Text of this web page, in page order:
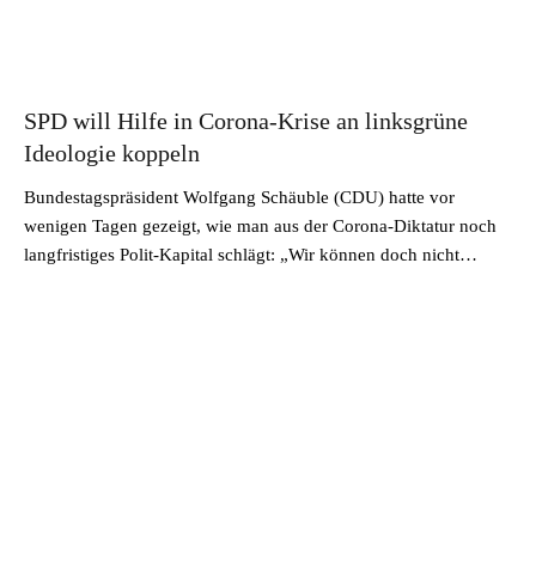
SPD will Hilfe in Corona-Krise an linksgrüne
Ideologie koppeln
Bundestagspräsident Wolfgang Schäuble (CDU) hatte vor
wenigen Tagen gezeigt, wie man aus der Corona-Diktatur noch
langfristiges Polit-Kapital schlägt: „Wir können doch nicht…